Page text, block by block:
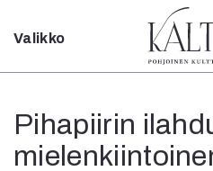
Sulje
Valikko
Pihapiirin